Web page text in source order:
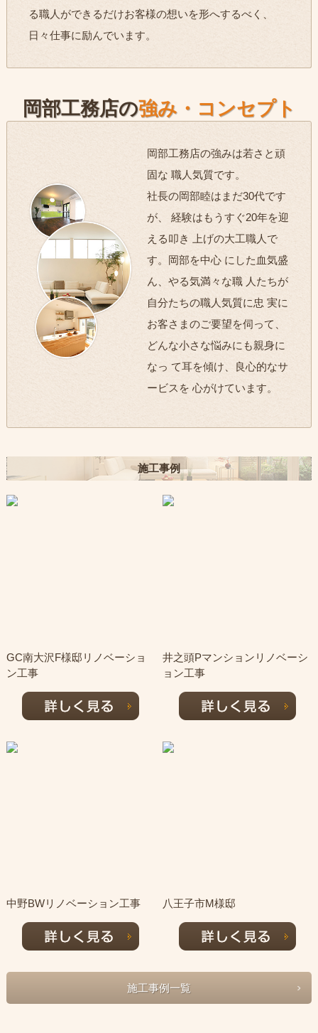
る職人ができるだけお客様の想いを形へするべく、
日々仕事に励んでいます。
岡部工務店の強み・コンセプト
岡部工務店の強みは若さと頑
固な 職人気質です。
社長の岡部睦はまだ30代です
が、 経験はもうすぐ20年を迎
える叩き 上げの大工職人で
す。岡部を中心 にした血気盛
ん、やる気満々な職 人たちが
自分たちの職人気質に忠 実に
お客さまのご要望を伺って、
どんな小さな悩みにも親身に
なっ て耳を傾け、良心的なサ
ービスを 心がけています。
施工事例
GC南大沢F様邸リノベーショ
ン工事
井之頭Pマンションリノベーシ
ョン工事
中野BWリノベーション工事 八王子市M様邸
施工事例一覧